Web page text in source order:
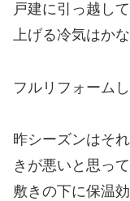
戸建に引っ越し
上げる冷気はかな
フルリフォーム
昨シーズンはそ
きが悪いと思っ
敷きの下に保温